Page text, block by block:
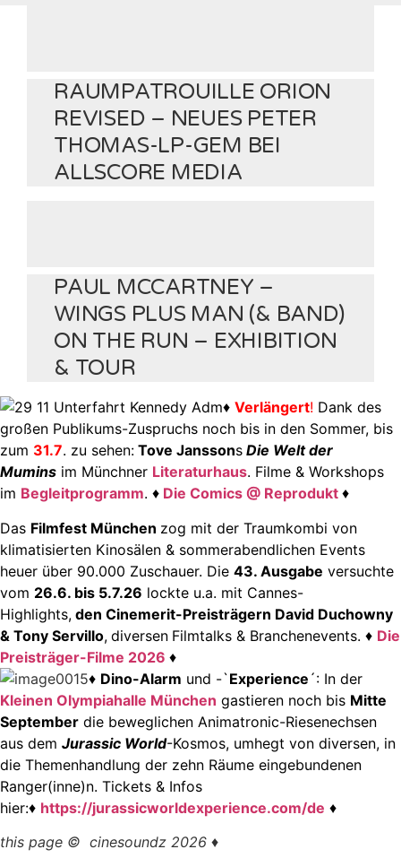
RAUMPATROUILLE ORION
REVISED – NEUES PETER
THOMAS-LP-GEM BEI
ALLSCORE MEDIA
PAUL MCCARTNEY –
WINGS PLUS MAN (& BAND)
ON THE RUN – EXHIBITION
& TOUR
♦ Verlängert! Dank des
großen Publikums-Zuspruchs noch bis in den Sommer, bis
zum 31.7. zu sehen: Tove Janssons Die Welt der
Mumins im Münchner Literaturhaus. Filme & Workshops
im Begleitprogramm. ♦ Die Comics @ Reprodukt ♦
Das Filmfest München zog mit der Traumkombi von
klimatisierten Kinosälen & sommerabendlichen Events
heuer über 90.000 Zuschauer. Die 43. Ausgabe versuchte
vom 26.6. bis 5.7.26 lockte u.a. mit Cannes-
Highlights, den Cinemerit-Preisträgern David Duchowny
& Tony Servillo, diversen Filmtalks & Branchenevents. ♦ Die
Preisträger-Filme 2026 ♦
♦ Dino-Alarm und -`Experience ´: In der
Kleinen Olympiahalle München gastieren noch bis Mitte
September die beweglichen Animatronic-Riesenechsen
aus dem Jurassic World-Kosmos, umhegt von diversen, in
die Themenhandlung der zehn Räume eingebundenen
Ranger(inne)n. Tickets & Infos
hier:♦ https://jurassicworldexperience.com/de ♦
this page © cinesoundz 2026 ♦